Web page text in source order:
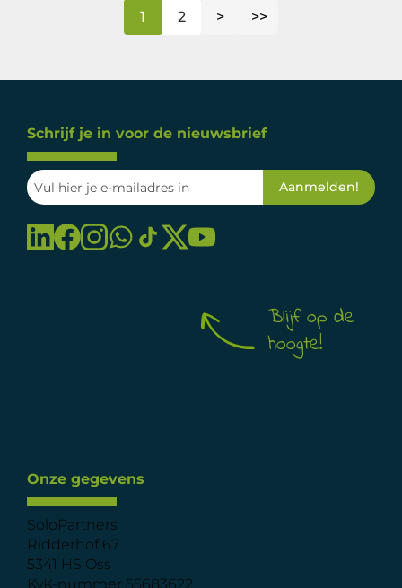
1 2 > >>
Onze gegevens
SoloPartners
Ridderhof 67
5341 HS Oss
KvK-nummer 55683622
Schrijf je in voor de nieuwsbrief
Blijf op de
hoogte!